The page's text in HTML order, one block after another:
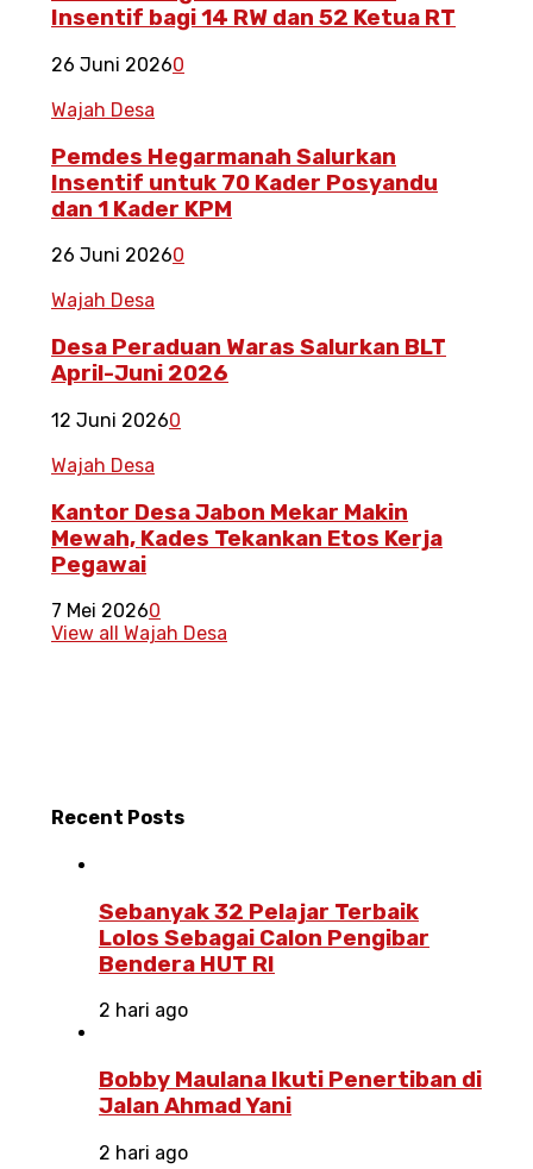
Insentif bagi 14 RW dan 52 Ketua RT
26 Juni 20260
Wajah Desa
Pemdes Hegarmanah Salurkan
Insentif untuk 70 Kader Posyandu
dan 1 Kader KPM
26 Juni 20260
Wajah Desa
Desa Peraduan Waras Salurkan BLT
April-Juni 2026
12 Juni 20260
Wajah Desa
Kantor Desa Jabon Mekar Makin
Mewah, Kades Tekankan Etos Kerja
Pegawai
7 Mei 20260
View all Wajah Desa
Recent Posts
Sebanyak 32 Pelajar Terbaik
Lolos Sebagai Calon Pengibar
Bendera HUT RI
2 hari ago
Bobby Maulana Ikuti Penertiban di
Jalan Ahmad Yani
2 hari ago